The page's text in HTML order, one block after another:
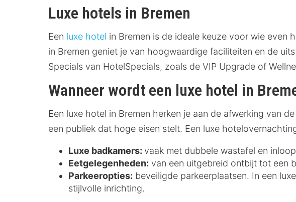
Luxe hotels in Bremen
Een luxe hotel in Bremen is de ideale keuze voor wie even
in Bremen geniet je van hoogwaardige faciliteiten en de
Specials van HotelSpecials, zoals de VIP Upgrade of
Wanneer wordt een luxe hotel in
Een luxe hotel in Bremen herken je aan de afwerking van
een publiek dat hoge eisen stelt. Een luxe
Luxe badkamers: vaak met dubbele wastafel en
Eetgelegenheden: van een uitgebreid ontbijt tot een
Parkeeropties: beveiligde parkeerplaatsen. In een
stijlvolle inrichting.